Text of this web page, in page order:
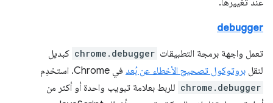
عند تغييرها.
debugger
تعمل واجهة برمجة التطبيقات chrome.debugger كبديل
لنقل بروتوكول تصحيح الأخطاء عن بُعد في Chrome. استخدِم
chrome.debugger للربط بعلامة تبويب واحدة أو أكثر من